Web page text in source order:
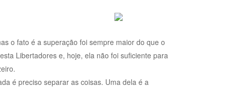
o fato é a superação foi sempre maior do que o
Libertadores e, hoje, ela não foi suficiente para
é preciso separar as coisas. Uma dela é a